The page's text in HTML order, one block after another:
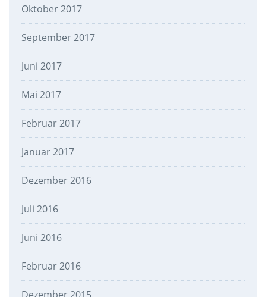
Oktober 2017
September 2017
Juni 2017
Mai 2017
Februar 2017
Januar 2017
Dezember 2016
Juli 2016
Juni 2016
Februar 2016